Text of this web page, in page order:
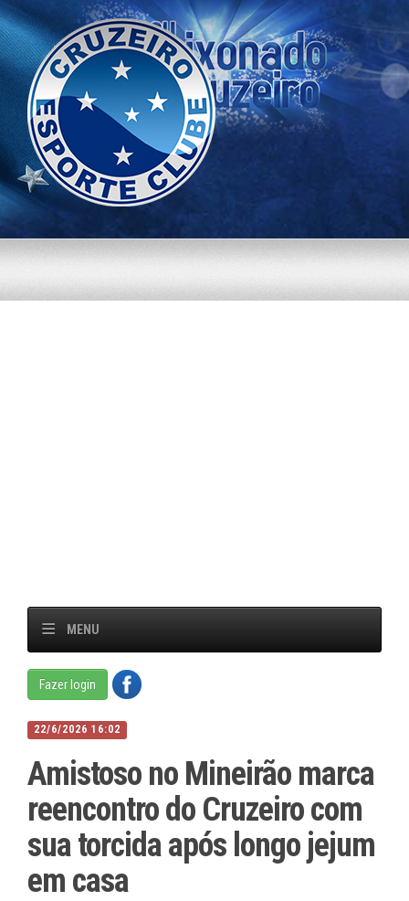
MENU
Fazer login
22/6/2026 16:02
Amistoso no Mineirão marca
reencontro do Cruzeiro com
sua torcida após longo jejum
em casa